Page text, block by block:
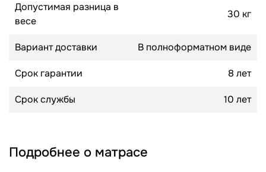
Допустимая разница в
весе
30 кг
Вариант доставки В полноформатном виде
Срок гарантии 8 лет
Срок службы 10 лет
Подробнее о матрасе